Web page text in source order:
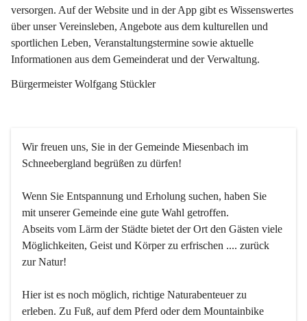
versorgen. Auf der Website und in der App gibt es Wissenswertes
über unser Vereinsleben, Angebote aus dem kulturellen und
sportlichen Leben, Veranstaltungstermine sowie aktuelle
Informationen aus dem Gemeinderat und der Verwaltung.
Bürgermeister Wolfgang Stückler
Wir freuen uns, Sie in der Gemeinde Miesenbach im
Schneebergland begrüßen zu dürfen!
Wenn Sie Entspannung und Erholung suchen, haben Sie
mit unserer Gemeinde eine gute Wahl getroffen.
Abseits vom Lärm der Städte bietet der Ort den Gästen viele
Möglichkeiten, Geist und Körper zu erfrischen .... zurück
zur Natur!
Hier ist es noch möglich, richtige Naturabenteuer zu
erleben. Zu Fuß, auf dem Pferd oder dem Mountainbike